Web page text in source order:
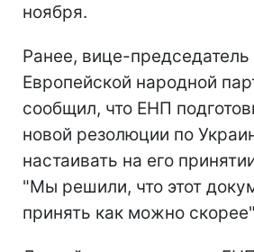
ноября.
Ранее, вице-
Европейской народной
сообщил, что ЕНП
новой резолюции по
настаивать на его
"Мы решили, что этот
принять как можно